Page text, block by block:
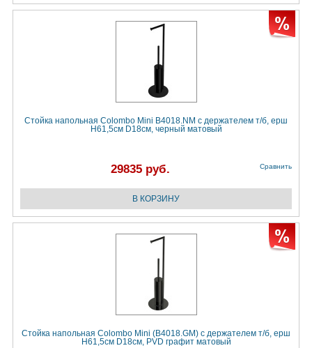
Стойка напольная Colombo Mini B4018.NM с держателем т/б, ерш
H61,5cм D18cм, черный матовый
29835 руб. Сравнить
Стойка напольная Colombo Mini (B4018.GM) с держателем т/б, ерш
H61,5cм D18cм, PVD графит матовый